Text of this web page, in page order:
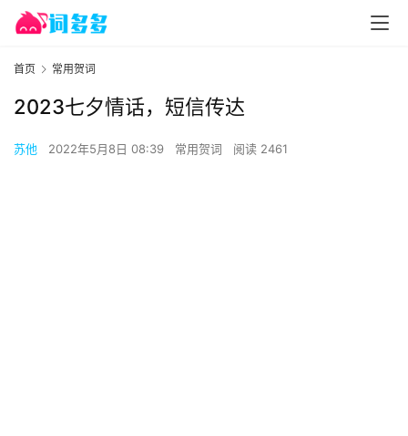
首页 常用贺词
2023七夕情话，短信传达
苏他 2022年5月8日 08:39 常用贺词 阅读 2461